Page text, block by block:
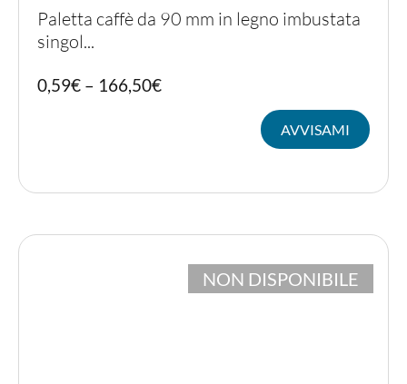
Paletta caffè da 90 mm in legno imbustata
singol...
0,59€ – 166,50€
AVVISAMI
ha
più
scelte
del
NON DISPONIBILE